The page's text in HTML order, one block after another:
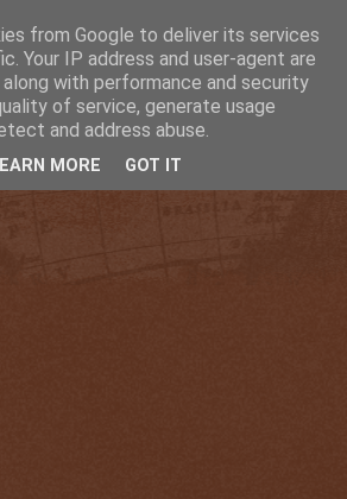
from Google to deliver its services
Your IP address and user-agent are
with performance and security
of service, generate usage
and address abuse.
MORE GOT IT